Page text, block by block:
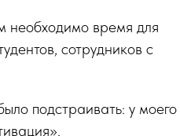
необходимо время для
сотрудников с
подстраивать: у моего